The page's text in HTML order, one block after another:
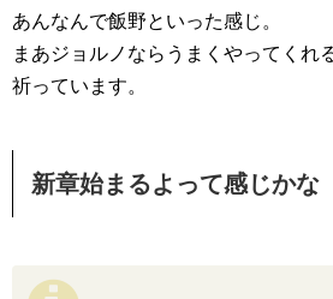
あんなんで飯野といった感じ。
まあジョルノならうまくやってくれ
祈っています。
新章始まるよって感じかな